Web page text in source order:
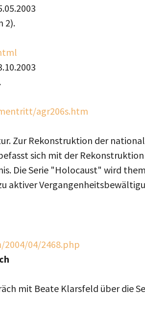
2).
agr206s.htm
Zur Rekonstruktion der
sich mit der
Die Serie "Holocaust" wird
aktiver
04/2468.php
mit Beate Klarsfeld über die